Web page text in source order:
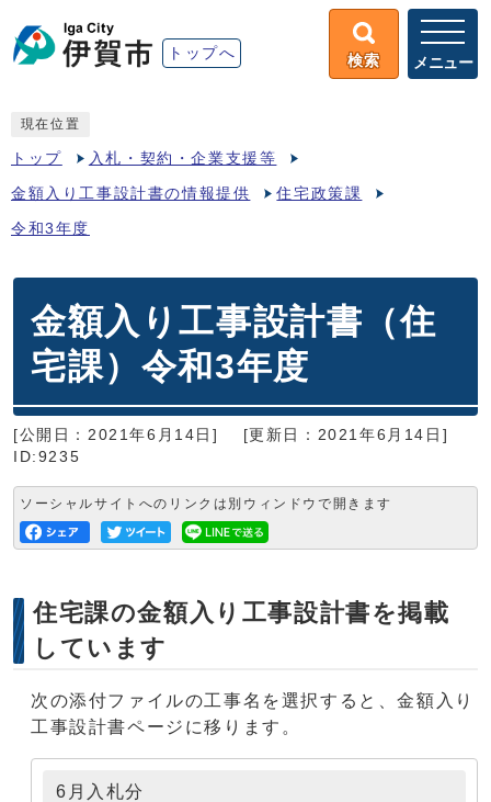
トップへ 検索 メニュー
現在位置
トップ 入札・契約・企業支援等
金額入り工事設計書の情報提供 住宅政策課
令和3年度
金額入り工事設計書（住
宅課）令和3年度
[公開日：2021年6月14日]
[更新日：2021年6月14日]
ID:9235
ソーシャルサイトへのリンクは別ウィンドウで開きます
住宅課の金額入り工事設計書を掲載
しています
次の添付ファイルの工事名を選択すると、金額入り
工事設計書ページに移ります。
6月入札分